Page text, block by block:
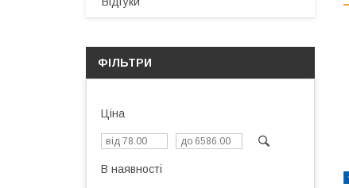
ФІЛЬТРИ
Ціна
В наявності